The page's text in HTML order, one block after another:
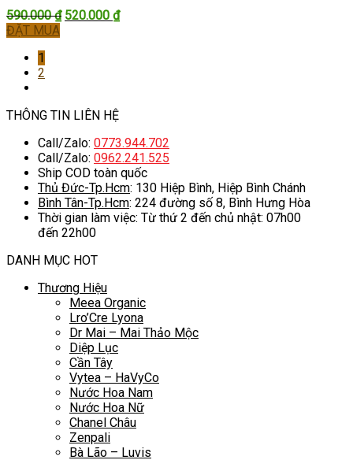
590.000₫ Giá
520.000 ₫Giá
ĐẶT MUA
1
2
THÔNG TIN LIÊN HỆ
Call/Zalo: 0773.944.702
Call/Zalo: 0962.241.525
Ship COD toàn quốc
Thủ Đức-Tp.Hcm: 130 Hiệp Bình, Hiệp Bình Chánh
Bình Tân-Tp.Hcm: 224 đường số 8, Bình Hưng Hòa
Thời gian làm việc: Từ thứ 2 đến chủ nhật: 07h00
đến 22h00
DANH MỤC HOT
Thương Hiệu
Meea Organic
Lro’Cre Lyona
Dr Mai – Mai Thảo Mộc
Diệp Lục
Cần Tây
Vytea – HaVyCo
Nước Hoa Nam
Nước Hoa Nữ
Chanel Châu
Zenpali
Bà Lão – Luvis